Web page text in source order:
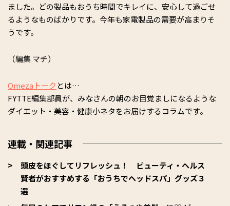
ました。どの製品もおうち時間でキレイに、安心して過ごせ
るようなものばかりです。今年も家電製品の需要が高まりそ
うです。
（編集 マチ）
Omezaトーク とは…
FYTTE編集部員が、みなさんの朝のお目覚ましになるような
ダイエット・美容・健康小ネタをお届けするコラムです。
連載・関連記事
頭皮をほぐしてリフレッシュ！ ビューティ・ヘルス
賢者がおすすめする「おうちでヘッドスパ」グッズ３
選